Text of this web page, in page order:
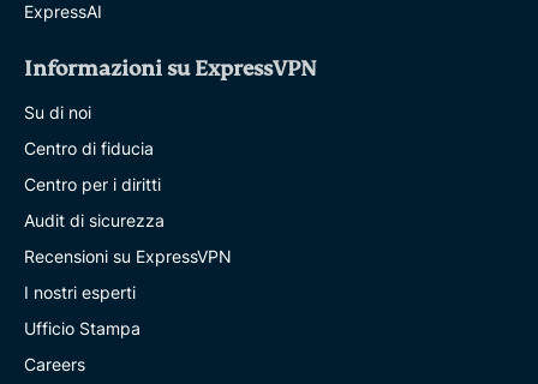
ExpressAI
Informazioni su ExpressVPN
Su di noi
Centro di fiducia
Centro per i diritti
Audit di sicurezza
Recensioni su ExpressVPN
I nostri esperti
Ufficio Stampa
Careers